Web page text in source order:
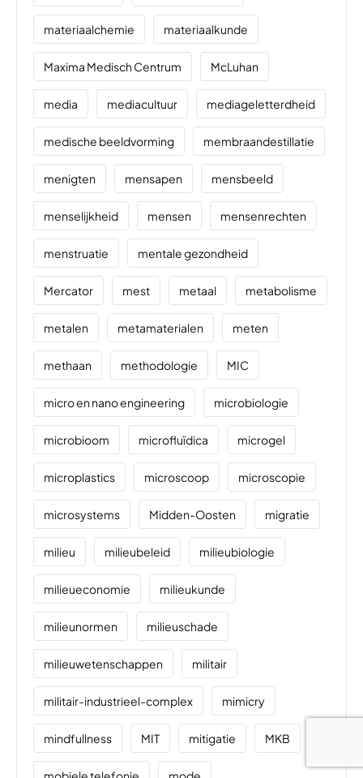
materiaalchemie materiaalkunde
Maxima Medisch Centrum McLuhan
media mediacultuur mediageletterdheid
medische beeldvorming membraandestillatie
menigten mensapen mensbeeld
menselijkheid mensen mensenrechten
menstruatie mentale gezondheid
Mercator mest metaal metabolisme
metalen metamaterialen meten
methaan methodologie MIC
micro en nano engineering microbiologie
microbioom microfluïdica microgel
microplastics microscoop microscopie
microsystems Midden-Oosten migratie
milieu milieubeleid milieubiologie
milieueconomie milieukunde
milieunormen milieuschade
milieuwetenschappen militair
militair-industrieel-complex mimicry
mindfullness MIT mitigatie MKB